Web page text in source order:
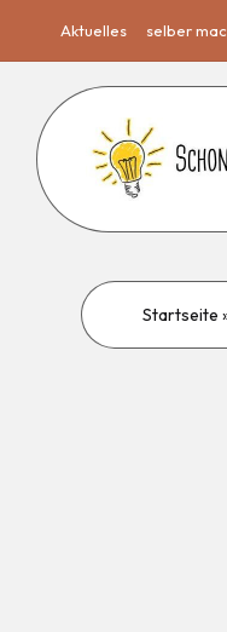
Aktuelles selber
Startseite